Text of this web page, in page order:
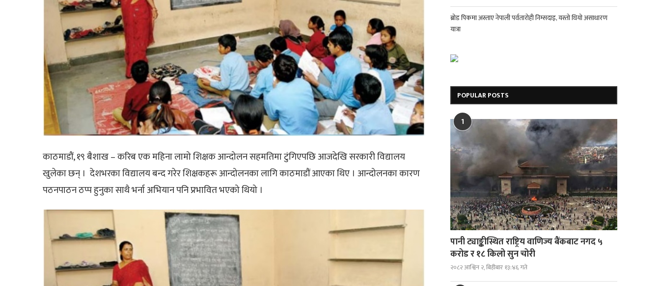
काठमाडौं, १९ बैशाख – करिब एक महिना लामो शिक्षक आन्दोलन सहमतिमा टुंगिएपछि आजदेखि सरकारी विद्यालय
खुलेका छन् । देशभरका विद्यालय बन्द गरेर शिक्षकहरू आन्दोलनका लागि काठमाडौं आएका थिए । आन्दोलनका कारण
पठनपाठन ठप्प हुनुका साथै भर्ना अभियान पनि प्रभावित भएको थियो ।
ब्रोड पिकमा अस्ताए नेपाली पर्वतारोही निम्सदाइ, यस्तो थियो असाधारण
यात्रा
POPULAR POSTS
1
पानी ट्याङ्कीस्थित राष्ट्रिय वाणिज्य बैंकबाट नगद ५
करोड र १८ किलो सुन चोरी
२०८२ आश्विन २, बिहीबार १३:४६ गते